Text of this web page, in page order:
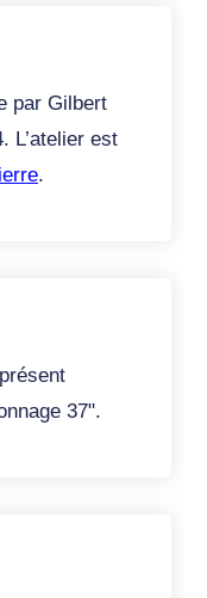
par Gilbert
L’atelier est
.
37".